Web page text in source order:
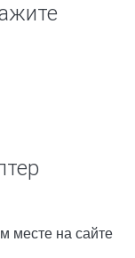
месте на сайте